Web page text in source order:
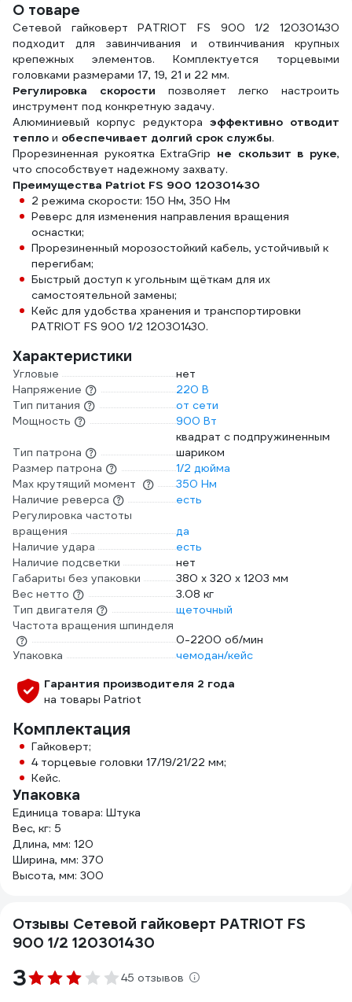
О товаре
Сетевой гайковерт PATRIOT FS 900 1/2 120301430
подходит для завинчивания и отвинчивания крупных
крепежных элементов. Комплектуется торцевыми
головками размерами 17, 19, 21 и 22 мм.
Регулировка скорости позволяет легко настроить
инструмент под конкретную задачу.
Алюминиевый корпус редуктора эффективно отводит
тепло и обеспечивает долгий срок службы.
Прорезиненная рукоятка ExtraGrip не скользит в руке,
что способствует надежному захвату.
Преимущества Patriot FS 900 120301430
2 режима скорости: 150 Нм, 350 Нм
Реверс для изменения направления вращения
оснастки;
Прорезиненный морозостойкий кабель, устойчивый к
перегибам;
Быстрый доступ к угольным щёткам для их
самостоятельной замены;
Кейс для удобства хранения и транспортировки
PATRIOT FS 900 1/2 120301430.
Характеристики
Угловые
нет
Напряжение
220 В
Тип питания
от сети
Мощность
900 Вт
Тип патрона
квадрат с подпружиненным
шариком
Размер патрона
1/2 дюйма
Max крутящий момент
350 Нм
Наличие реверса
есть
Регулировка частоты
вращения
да
Наличие удара
есть
Наличие подсветки
нет
Габариты без упаковки
380 x 320 x 1203 мм
Вес нетто
3.08 кг
Тип двигателя
щеточный
Частота вращения шпинделя
0-2200 об/мин
Упаковка
чемодан/кейс
Гарантия производителя 2 года
на товары Patriot
Комплектация
Гайковерт;
4 торцевые головки 17/19/21/22 мм;
Кейс.
Упаковка
Единица товара: Штука
Вес, кг: 5
Длина, мм: 120
Ширина, мм: 370
Высота, мм: 300
Отзывы Сетевой гайковерт PATRIOT FS
900 1/2 120301430
3 45 отзывов